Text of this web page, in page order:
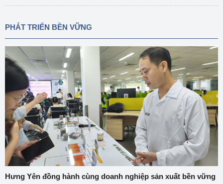
PHÁT TRIỂN BỀN VỮNG
Hưng Yên đồng hành cùng doanh nghiệp sản xuất bền vững